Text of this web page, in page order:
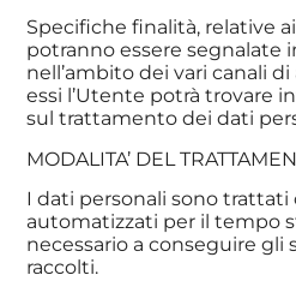
Specifiche finalità, relative
potranno essere segnalate
nell’ambito dei vari canali di
essi l’Utente potrà trovare
sul trattamento dei dati
MODALITA’ DEL
I dati personali sono
automatizzati per il tempo
necessario a conseguire gli
raccolti.